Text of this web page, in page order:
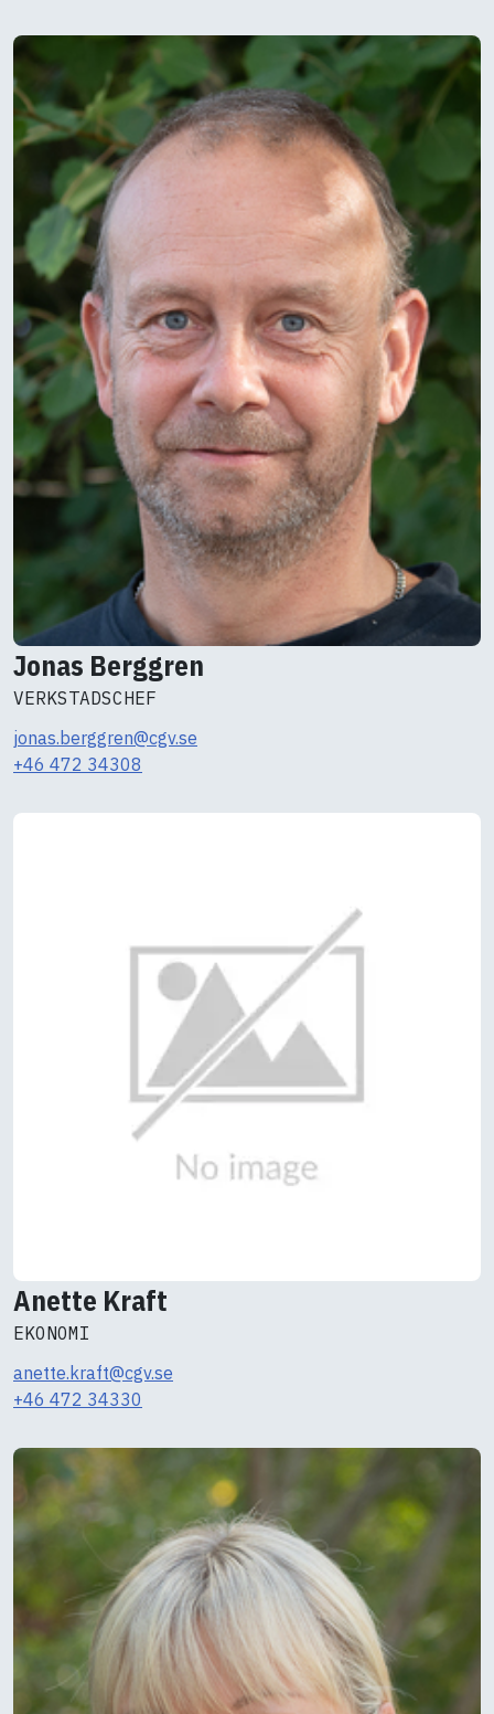
Jonas Berggren
VERKSTADSCHEF
jonas.berggren@cgv.se
+46 472 34308
Anette Kraft
EKONOMI
anette.kraft@cgv.se
+46 472 34330